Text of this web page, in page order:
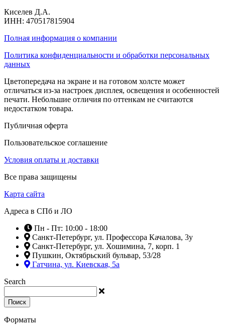
Киселев Д.А.
ИНН: 470517815904
Полная информация о компании
Политика конфиденциальности и обработки персональных
данных
Цветопередача на экране и на готовом холсте может
отличаться из-за настроек дисплея, освещения и особенностей
печати. Небольшие отличия по оттенкам не считаются
недостатком товара.
Публичная оферта
Пользовательское соглашение
Условия оплаты и доставки
Все права защищены
Карта сайта
Адреса в СПб и ЛО
Пн - Пт: 10:00 - 18:00
Санкт-Петербург, ул. Профессора Качалова, 3у
Санкт-Петербург, ул. Хошимина, 7, корп. 1
Пушкин, Октябрьский бульвар, 53/28
Гатчина, ул. Киевская, 5а
Search
Поиск
Форматы